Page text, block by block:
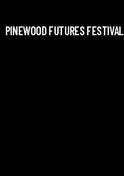
PINEWOOD FUTURES FESTIVAL